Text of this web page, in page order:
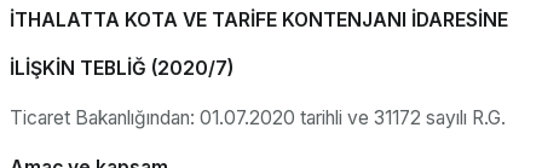
İTHALATTA KOTA VE TARİFE KONTENJANI İDARESİNE
İLİŞKİN TEBLİĞ (2020/7)
Ticaret Bakanlığından: 01.07.2020 tarihli ve 31172 sayılı R.G.